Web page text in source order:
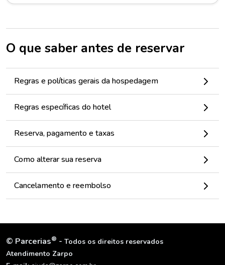
O que saber antes de reservar
Regras e políticas gerais da hospedagem
Regras específicas do hotel
Reserva, pagamento e taxas
Como alterar sua reserva
Cancelamento e reembolso
© Parcerias® - Todos os direitos reservados
Atendimento Zarpo